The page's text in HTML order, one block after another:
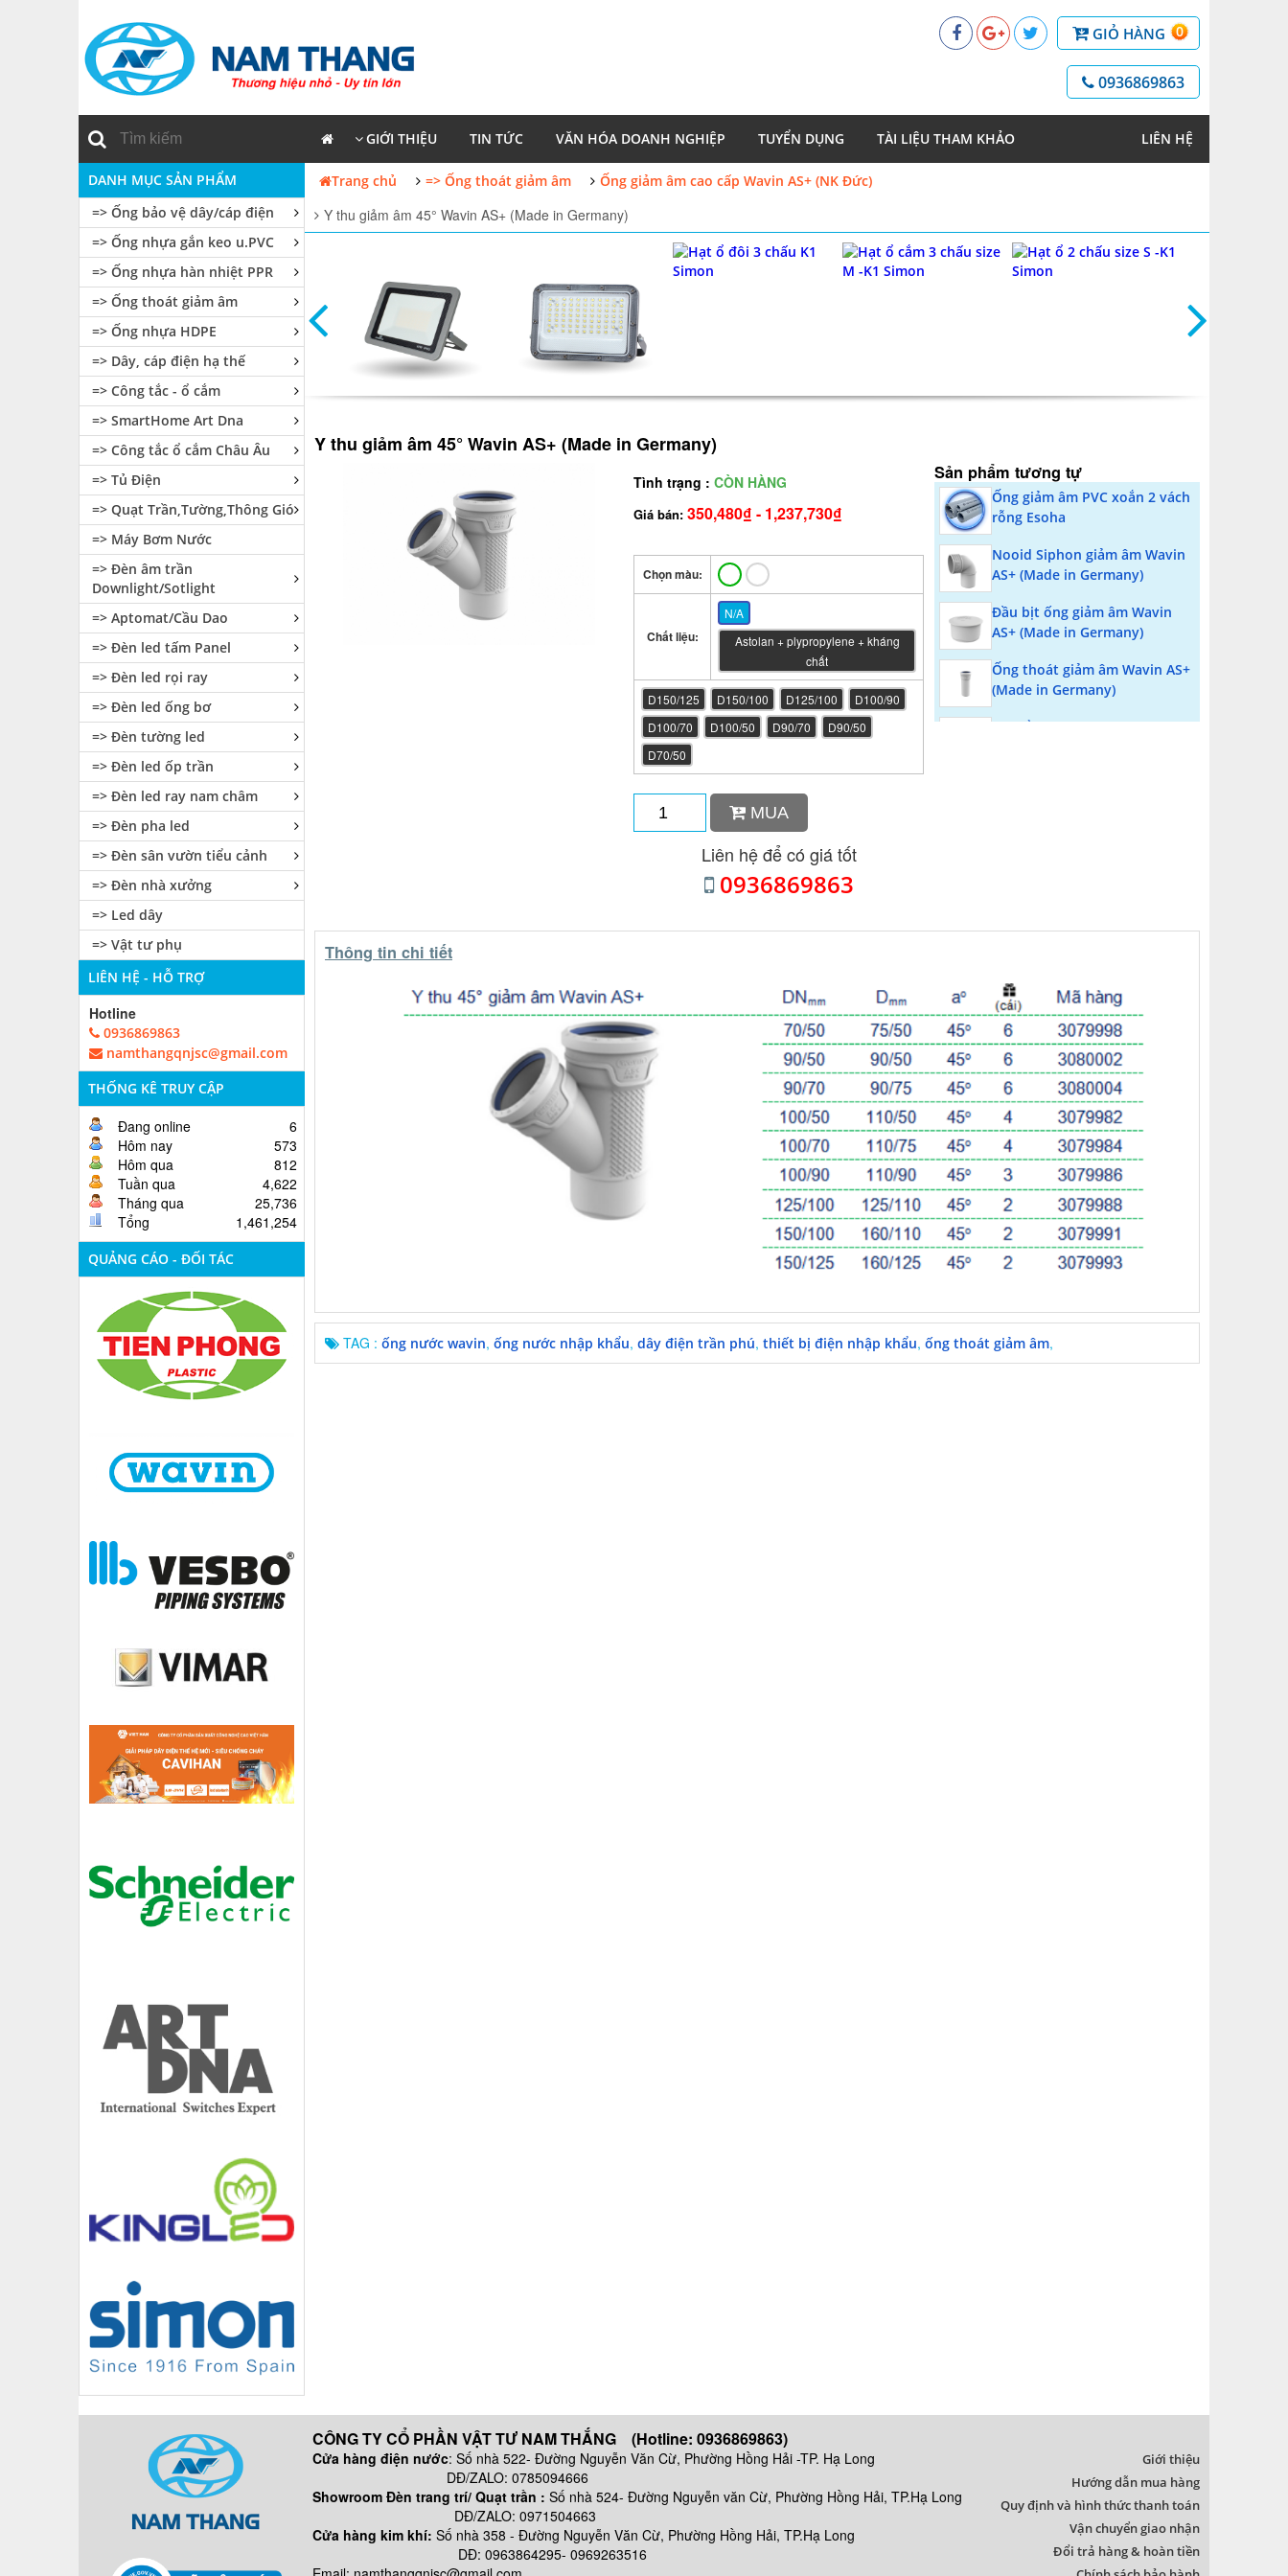
GIỎ HÀNG 0
0936869863
GIỚI THIỆU TIN TỨC VĂN HÓA DOANH NGHIỆP TUYỂN DỤNG TÀI LIỆU THAM KHẢO LIÊN HỆ
DANH MỤC SẢN PHẨM
=> Ống bảo vệ dây/cáp điện
=> Ống nhựa gắn keo u.PVC
=> Ống nhựa hàn nhiệt PPR
=> Ống thoát giảm âm
=> Ống nhựa HDPE
=> Dây, cáp điện hạ thế
=> Công tắc - ổ cắm
=> SmartHome Art Dna
=> Công tắc ổ cắm Châu Âu
=> Tủ Điện
=> Quạt Trần,Tường,Thông Gió
=> Máy Bơm Nước
=> Đèn âm trần
Downlight/Sotlight
=> Aptomat/Cầu Dao
=> Đèn led tấm Panel
=> Đèn led rọi ray
=> Đèn led ống bơ
=> Đèn tường led
=> Đèn led ốp trần
=> Đèn led ray nam châm
=> Đèn pha led
=> Đèn sân vườn tiểu cảnh
=> Đèn nhà xưởng
=> Led dây
=> Vật tư phụ
LIÊN HỆ - HỖ TRỢ
Hotline
0936869863
namthangqnjsc@gmail.com
THỐNG KÊ TRUY CẬP
Đang online
6
Hôm nay
573
Hôm qua
812
Tuần qua
4,622
Tháng qua
25,736
Tổng
1,461,254
QUẢNG CÁO - ĐỐI TÁC
Trang chủ => Ống thoát giảm âm Ống giảm âm cao cấp Wavin AS+ (NK Đức)
Y thu giảm âm 45° Wavin AS+ (Made in Germany)
Y thu giảm âm 45° Wavin AS+ (Made in Germany)
Tình trạng :CÒN HÀNG
Giá bán:350,480₫ - 1,237,730₫
Chọn màu:
Chất liệu:
N/A
Astolan + plypropylene + kháng
chất
D150/125 D150/100 D125/100
D100/90
D100/70
D100/50 D90/70
D90/50
D70/50
MUA
Liên hệ để có giá tốt
0936869863
Sản phẩm tương tự
Ống giảm âm PVC xoắn 2 vách
rỗng Esoha
Nooid Siphon giảm âm Wavin
AS+ (Made in Germany)
Đầu bịt ống giảm âm Wavin
AS+ (Made in Germany)
Ống thoát giảm âm Wavin AS+
(Made in Germany)
Tê kiểm tra Wavin AS+ (Made
Măng sông hai đầu bát Wavin
AS+ (Made in Germany)
Nối góc giảm âm 45°Wavin AS+
(Made in Germany)
Nối góc giảm âm 87° Wavin
AS+ (Made in Germany)
Thông tin chi tiết
TAG : ống nước wavin, ống nước nhập khẩu, dây điện trần phú, thiết bị điện nhập khẩu, ống thoát giảm âm,
CÔNG TY CỔ PHẦN VẬT TƯ NAM THẮNG (Hotline: 0936869863)
Cửa hàng điện nước: Số nhà 522- Đường Nguyễn Văn Cừ, Phường Hồng Hải -TP. Hạ Long
DĐ/ZALO: 0785094666
Showroom Đèn trang trí/ Quạt trần : Số nhà 524- Đường Nguyễn văn Cừ, Phường Hồng Hải, TP.Hạ Long
DĐ/ZALO: 0971504663
Cửa hàng kim khí: Số nhà 358 - Đường Nguyễn Văn Cừ, Phường Hồng Hải, TP.Hạ Long
DĐ: 0963864295- 0969263516
Giới thiệu
Hướng dẫn mua hàng
Quy định và hình thức thanh toán
Vận chuyển giao nhận
Đổi trả hàng & hoàn tiền